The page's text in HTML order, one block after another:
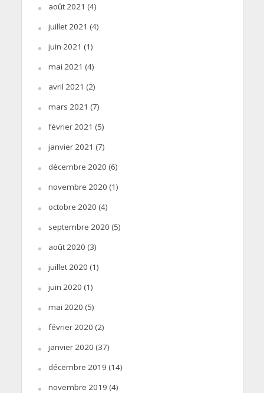
août 2021 (4)
juillet 2021 (4)
juin 2021 (1)
mai 2021 (4)
avril 2021 (2)
mars 2021 (7)
février 2021 (5)
janvier 2021 (7)
décembre 2020 (6)
novembre 2020 (1)
octobre 2020 (4)
septembre 2020 (5)
août 2020 (3)
juillet 2020 (1)
juin 2020 (1)
mai 2020 (5)
février 2020 (2)
janvier 2020 (37)
décembre 2019 (14)
novembre 2019 (4)